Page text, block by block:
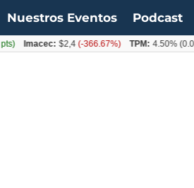
Nuestros Eventos Podcast
Imacec: $2,4(-366.67%) TPM: 4.50%(0.00%)